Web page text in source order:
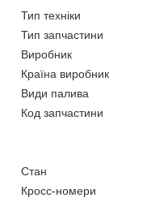
Тип техніки
Тип запчастини
Виробник
Країна виробник
Види палива
Код запчастини
Стан
Кросс-номери